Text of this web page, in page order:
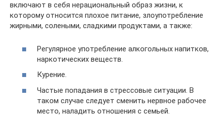
включают в себя нерациональный образ жизни, к
которому относится плохое питание, злоупотребление
жирными, солеными, сладкими продуктами, а также:
Регулярное употребление алкогольных напитков,
наркотических веществ.
Курение.
Частые попадания в стрессовые ситуации. В
таком случае следует сменить нервное рабочее
место, наладить отношения с семьей.